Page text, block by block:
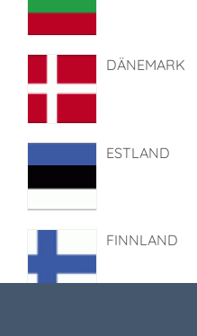
DÄNEMARK
ESTLAND
FINNLAND